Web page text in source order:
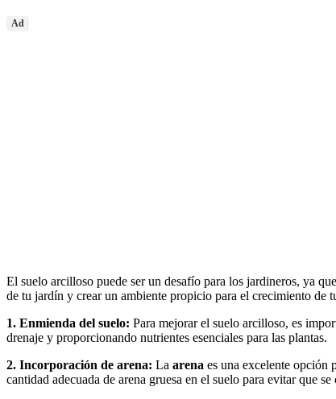
Ad
El suelo arcilloso puede ser un desafío para los jardineros, ya
de tu jardín y crear un ambiente propicio para el crecimiento de
1. Enmienda del suelo: Para mejorar el suelo arcilloso, es
drenaje y proporcionando nutrientes esenciales para las plantas.
2. Incorporación de arena: La arena es una excelente opción
cantidad adecuada de arena gruesa en el suelo para evitar que se